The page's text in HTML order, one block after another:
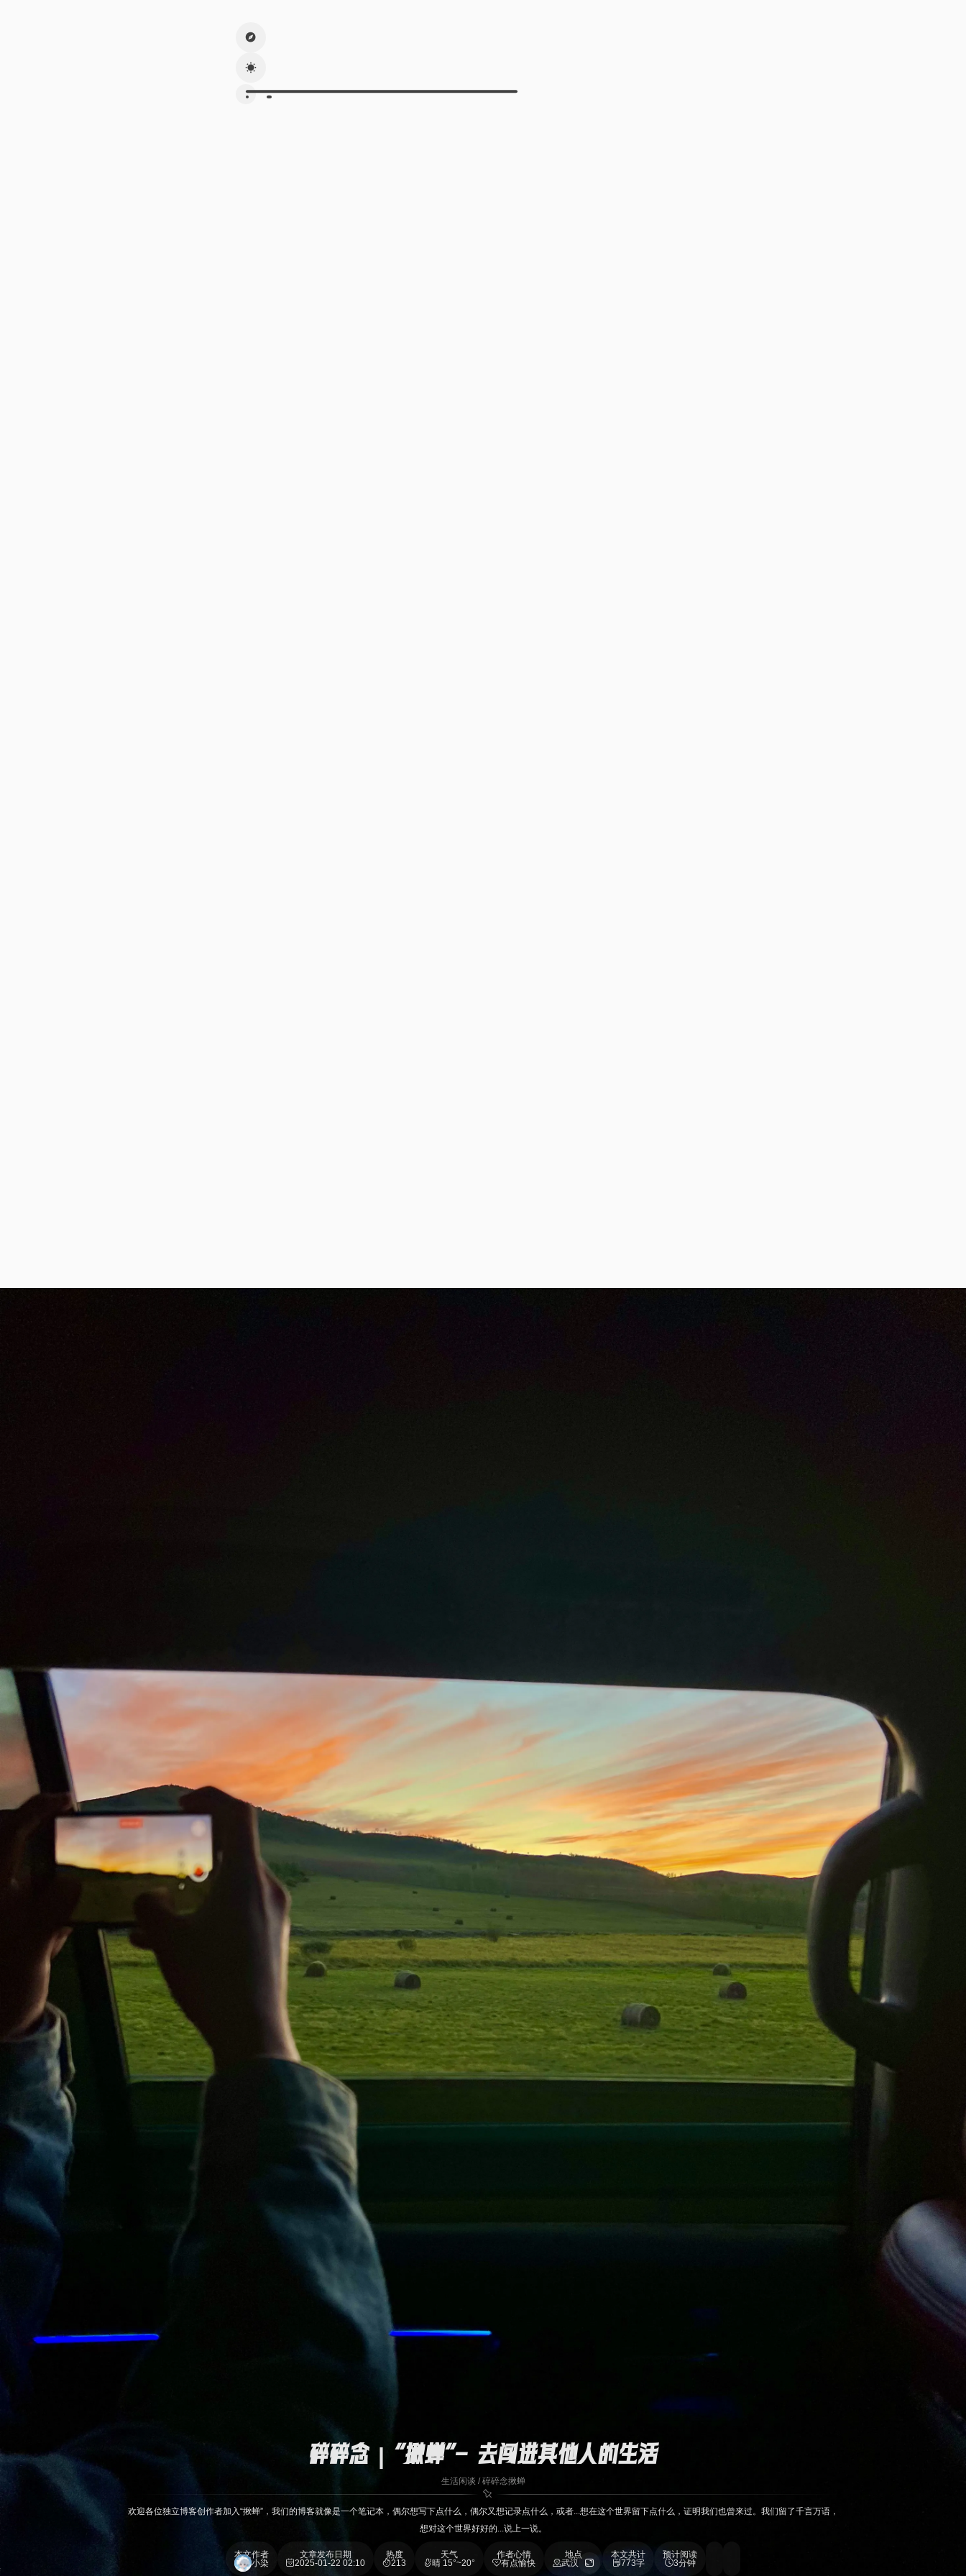
碎碎念 | “揪蝉”- 去闯进其他人的生活
生活闲谈 /碎碎念揪蝉
欢迎各位独立博客创作者加入“揪蝉”，我们的博客就像是一个笔记本，偶尔想写下点什么，偶尔又想记录点什么，或者...想在这个世界留下点什么，证明我们也曾来过。我们留了千言万语，
想对这个世界好好的...说上一说。
本文作者
小染
文章发布日期
2025-01-22 02:10
热度
213
天气
晴 15°~20°
作者心情
有点愉快
地点
武汉
本文共计
773字
预计阅读
3分钟